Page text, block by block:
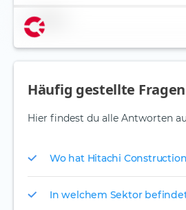
Name
Häufig gestellte Fragen
Hier findest du alle Antworten
Wo hat Hitachi
In welchem Sektor